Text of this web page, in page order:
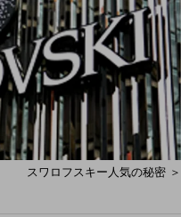
スワロフスキー人気の秘密 ＞